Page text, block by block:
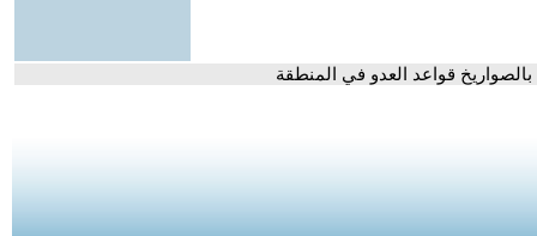
قواعد العدو في المنطقة